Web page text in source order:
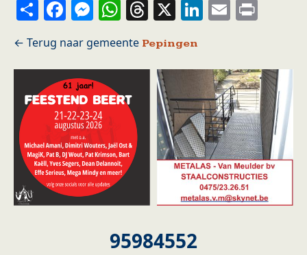
ShareFacebook
Messenger
WhatsApp
Threads
X LinkedIn
Email
Pepingen
95984552